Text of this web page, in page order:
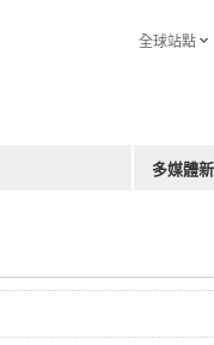
全球站點
多媒體